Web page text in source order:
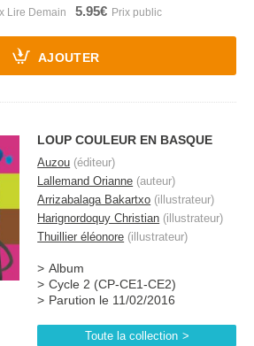
5.95€
AJOUTER
LOUP COULEUR EN BASQUE
Auzou (éditeur)
Lallemand Orianne (auteur)
Arrizabalaga Bakartxo (illustrateur)
Harignordoquy Christian (illustrateur)
Thuillier éléonore (illustrateur)
Album
Cycle 2 (CP-CE1-CE2)
Parution le 11/02/2016
Toute la collection